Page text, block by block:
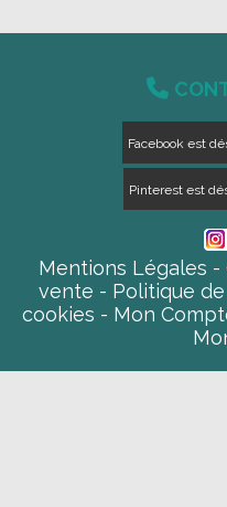

Facebook est
Pinterest est
Mentions Légales
vente
Politique
cookies
Mon